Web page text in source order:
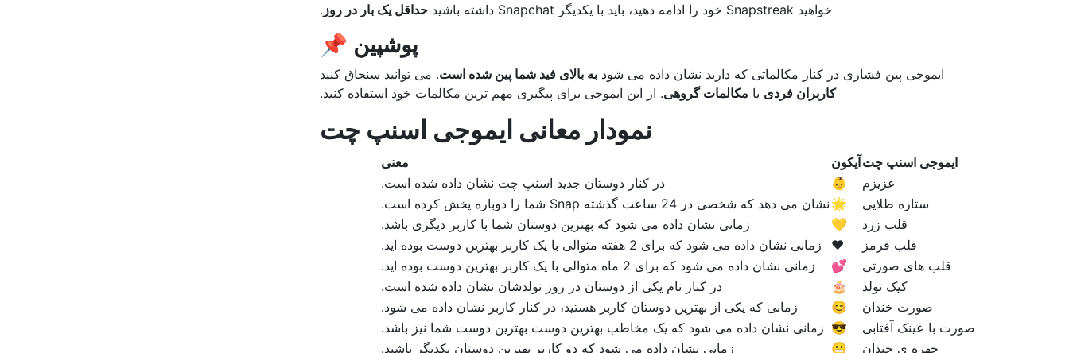
خواهید Snapstreak خود را ادامه دهید، باید با یکدیگر Snapchat داشته باشید
حداقل یک بار در روز .
پوشپین 📌
ایموجی پین فشاری در کنار مکالماتی که دارید نشان داده می شود به بالای فید شما پین شده است. می توانید سنجاق کنید
کاربران فردی یا مکالمات گروهی. از این ایموجی برای پیگیری مهم ترین مکالمات خود استفاده کنید.
نمودار معانی ایموجی اسنپ چت
ایموجی اسنپ چتآیکون
معنی
عزیزم
👶
در کنار دوستان جدید اسنپ چت نشان داده شده است.
ستاره طلایی
🌟 نشان می دهد که شخصی در 24 ساعت گذشته Snap شما را دوباره پخش کرده است.
قلب زرد
💛
زمانی نشان داده می شود که بهترین دوستان شما با کاربر دیگری باشد.
قلب قرمز
❤️
زمانی نشان داده می شود که برای 2 هفته متوالی با یک کاربر بهترین دوست بوده اید.
قلب های صورتی
💕
زمانی نشان داده می شود که برای 2 ماه متوالی با یک کاربر بهترین دوست بوده اید.
کیک تولد
🎂
در کنار نام یکی از دوستان در روز تولدشان نشان داده شده است.
صورت خندان
😊
زمانی که یکی از بهترین دوستان کاربر هستید، در کنار کاربر نشان داده می شود.
صورت با عینک آفتابی
😎 زمانی نشان داده می شود که یک مخاطب بهترین دوست بهترین دوست شما نیز باشد.
چهره ی خندان
😬 زمانی نشان داده می شود که دو کاربر بهترین دوستان یکدیگر باشند.